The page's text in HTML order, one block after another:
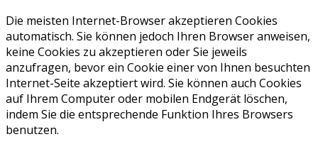
Die meisten Internet-Browser akzeptieren Cookies
automatisch. Sie können jedoch Ihren Browser anweisen,
keine Cookies zu akzeptieren oder Sie jeweils
anzufragen, bevor ein Cookie einer von Ihnen besuchten
Internet-Seite akzeptiert wird. Sie können auch Cookies
auf Ihrem Computer oder mobilen Endgerät löschen,
indem Sie die entsprechende Funktion Ihres Browsers
benutzen.